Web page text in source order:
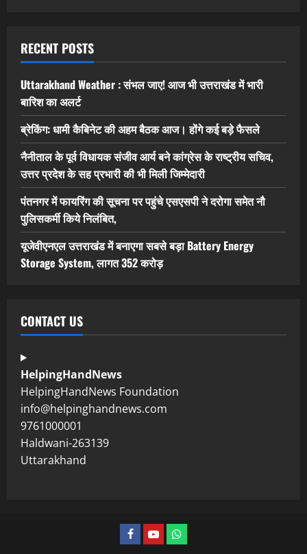
RECENT POSTS
Uttarakhand Weather : संभल जाए! आज भी उत्तराखंड में भारी
बारिश का अलर्ट
ब्रेकिंग: धामी कैबिनेट की अहम बैठक आज। होंगे कई बड़े फैसले
नैनीताल के पूर्व विधायक संजीव आर्य बने कांग्रेस के राष्ट्रीय सचिव,
उत्तर प्रदेश के सह प्रभारी की भी मिली जिम्मेदारी
पंतनगर में फायरिंग की सूचना पर पहुंचे एसएसपी ने दरोगा समेत नौ
पुलिसकर्मी किये निलंबित,
यूजेवीएनएल उत्तराखंड में बनाएगा सबसे बड़ा Battery Energy
Storage System, लागत 352 करोड़
CONTACT US
HelpingHandNews
HelpingHandNews Foundation
info@helpinghandnews.com
9761000001
Haldwani-263139
Uttarakhand